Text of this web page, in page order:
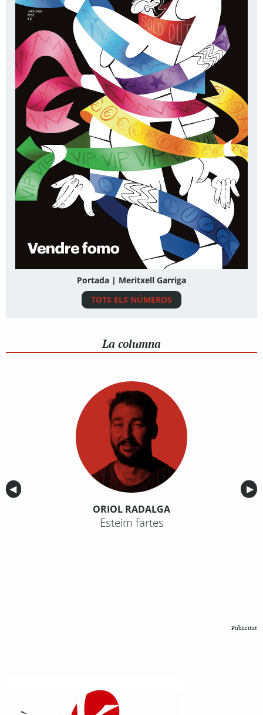
Portada | Meritxell Garriga
TOTS ELS NÚMEROS
La columna
Anterior
◀︎ ▶︎
ORIOL RADALGA
Esteim fartes
Publicitat